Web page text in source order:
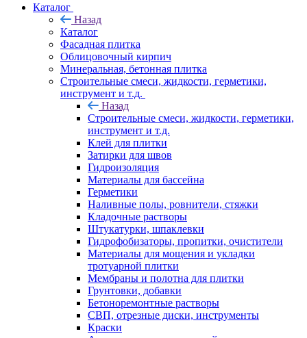
Каталог
Назад
Каталог
Фасадная плитка
Облицовочный кирпич
Минеральная, бетонная плитка
Строительные смеси, жидкости, герметики,
инструмент и т.д.
Назад
Строительные смеси, жидкости, герметики,
инструмент и т.д.
Клей для плитки
Затирки для швов
Гидроизоляция
Материалы для бассейна
Герметики
Наливные полы, ровнители, стяжки
Кладочные растворы
Штукатурки, шпаклевки
Гидрофобизаторы, пропитки, очистители
Материалы для мощения и укладки
тротуарной плитки
Мембраны и полотна для плитки
Грунтовки, добавки
Бетоноремонтные растворы
СВП, отрезные диски, инструменты
Краски